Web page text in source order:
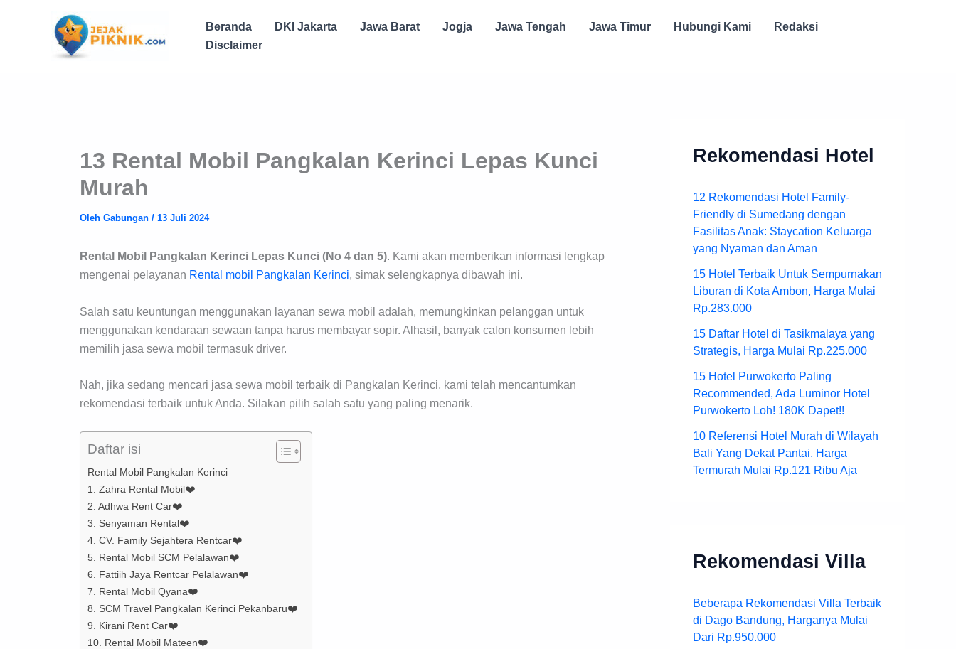
Beranda DKI Jakarta Jawa Barat Jogja Jawa Tengah Jawa Timur Hubungi Kami
Redaksi
Disclaimer
13 Rental Mobil Pangkalan Kerinci Lepas Kunci
Murah
Oleh Gabungan / 13 Juli 2024
Rental Mobil Pangkalan Kerinci Lepas Kunci (No 4 dan 5). Kami akan memberikan informasi lengkap
mengenai pelayanan Rental mobil Pangkalan Kerinci, simak selengkapnya dibawah ini.
Salah satu keuntungan menggunakan layanan sewa mobil adalah, memungkinkan pelanggan untuk
menggunakan kendaraan sewaan tanpa harus membayar sopir. Alhasil, banyak calon konsumen lebih
memilih jasa sewa mobil termasuk driver.
Nah, jika sedang mencari jasa sewa mobil terbaik di Pangkalan Kerinci, kami telah mencantumkan
rekomendasi terbaik untuk Anda. Silakan pilih salah satu yang paling menarik.
Daftar isi
Rental Mobil Pangkalan Kerinci
1. Zahra Rental Mobil❤️
2. Adhwa Rent Car❤️
3. Senyaman Rental❤️
4. CV. Family Sejahtera Rentcar❤️
5. Rental Mobil SCM Pelalawan❤️
6. Fattiih Jaya Rentcar Pelalawan❤️
7. Rental Mobil Qyana❤️
8. SCM Travel Pangkalan Kerinci Pekanbaru❤️
9. Kirani Rent Car❤️
10. Rental Mobil Mateen❤️
Rekomendasi Hotel
12 Rekomendasi Hotel Family-
Friendly di Sumedang dengan
Fasilitas Anak: Staycation Keluarga
yang Nyaman dan Aman
15 Hotel Terbaik Untuk Sempurnakan
Liburan di Kota Ambon, Harga Mulai
Rp.283.000
15 Daftar Hotel di Tasikmalaya yang
Strategis, Harga Mulai Rp.225.000
15 Hotel Purwokerto Paling
Recommended, Ada Luminor Hotel
Purwokerto Loh! 180K Dapet!!
10 Referensi Hotel Murah di Wilayah
Bali Yang Dekat Pantai, Harga
Termurah Mulai Rp.121 Ribu Aja
Rekomendasi Villa
Beberapa Rekomendasi Villa Terbaik
di Dago Bandung, Harganya Mulai
Dari Rp.950.000